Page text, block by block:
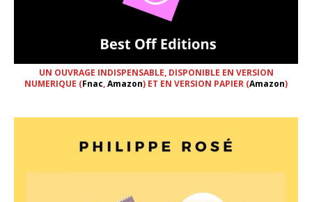
UN OUVRAGE INDISPENSABLE, DISPONIBLE EN VERSION
NUMERIQUE (Fnac,Amazon) ET EN VERSION PAPIER (Amazon)